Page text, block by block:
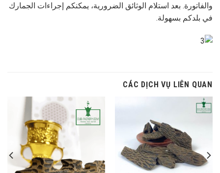
والفاتورة. بعد استلام الوثائق الضرورية، يمكنكم إجراءات الجمارك
في بلدكم بسهولة.
CÁC DỊCH VỤ LIÊN QUAN